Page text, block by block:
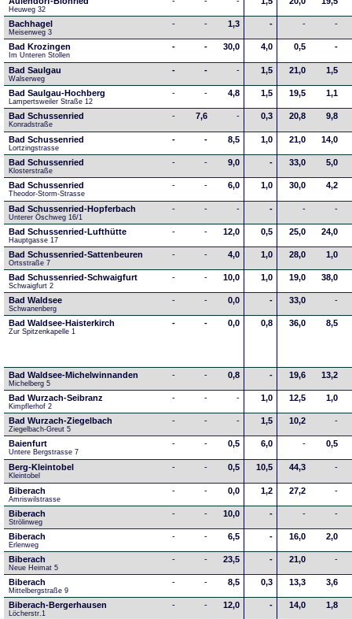
Heuweg 32
Bachhagel
Meisenweg 3
- - 1,3 - - -
Bad Krozingen
Im Unteren Stollen
- - 30,0 4,0 0,5 -
Bad Saulgau
Walserweg
- - - 1,5 21,0 1,5
Bad Saulgau-Hochberg
Lampertsweiler Straße 12
- - 4,8 1,5 19,5 1,1
Bad Schussenried
Konradstraße
- 7,6 - 0,3 20,8 9,8
Bad Schussenried
Lortzingstrasse
- - 8,5 1,0 21,0 14,0
Bad Schussenried
Klosterstraße
- - 9,0 - 33,0 5,0
Bad Schussenried
Theodor-Storm-Strasse
- - 6,0 1,0 30,0 4,2
Bad Schussenried-Hopferbach
Unterer Öschweg 16/1
- - - - - -
Bad Schussenried-Lufthütte
Hauptgasse 17
- - 12,0 0,5 25,0 24,0
Bad Schussenried-Sattenbeuren
Ortsstraße 7
- - 4,0 1,0 28,0 1,0
Bad Schussenried-Schwaigfurt
Schwaigfurt 2
- - 10,0 1,0 19,0 38,0
Bad Waldsee
Schwanenberg
- - 0,0 - 33,0 -
Bad Waldsee-Haisterkirch
Zur Spitzenkapelle 1
- - 0,0 0,8 36,0 8,5
Bad Waldsee-Michelwinnanden
Michelberg 5
- - 0,8 - 19,6 13,2
Bad Wurzach-Seibranz
Kimpflerhof 2
- - - 1,0 12,5 1,0
Bad Wurzach-Ziegelbach
Ziegelbach-Greut 5
- - - 1,5 10,2 -
Baienfurt
Untere Bergstrasse 7
- - 0,5 6,0 - 0,5
Berg-Kleintobel
Kleintobel
- - 0,5 10,5 44,3 -
Biberach
Amriswilstrasse
- - 0,0 1,2 27,2 -
Biberach
Strölinweg
- - 10,0 - - -
Biberach
Erlenweg
- - 6,5 - 16,0 2,0
Biberach
Neue Heimat 5
- - 23,5 - 21,0 -
Biberach
Mittelbergstraße 9
- - 8,5 0,3 13,3 3,6
Biberach-Bergerhausen
Löcherstr.1
- - 12,0 - 14,0 1,8